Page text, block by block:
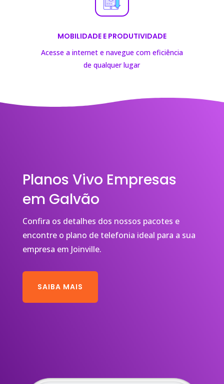
MOBILIDADE E PRODUTIVIDADE
Acesse a internet e navegue com eficiência
dequalquer lugar
Planos Vivo Empresas
em Galvão
Confira os detalhes dos nossos pacotes e
encontre o plano de telefonia ideal para a sua
empresa em Joinville.
SAIBA MAIS